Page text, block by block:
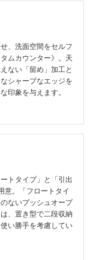
、洗面空間をセルフ
ムカウンター》。天
ない「留め」加工と
シャープなエッジを
印象を与えます。
トタイプ」と「引出
意。「フロートタイ
ないプッシュオープ
、置き型で二段収納
い勝手を考慮してい